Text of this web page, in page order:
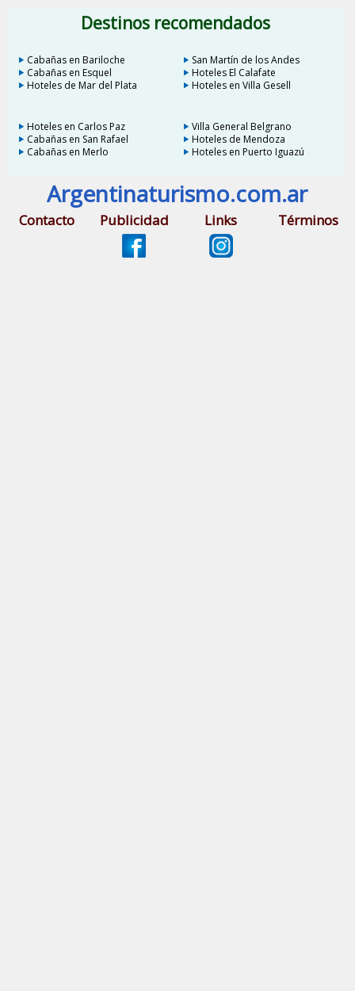
Destinos recomendados
Cabañas en Bariloche
San Martín de los Andes
Cabañas en Esquel
Hoteles El Calafate
Hoteles de Mar del Plata
Hoteles en Villa Gesell
Hoteles en Carlos Paz
Villa General Belgrano
Cabañas en San Rafael
Hoteles de Mendoza
Cabañas en Merlo
Hoteles en Puerto Iguazú
Argentinaturismo.com.ar
Contacto Publicidad Links Términos